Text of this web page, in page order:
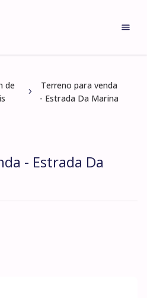
de
Terreno para venda
- Estrada Da Marina
- Estrada Da